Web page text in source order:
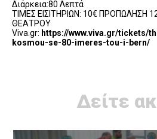
Διάρκεια:80 Λεπτά
ΤΙΜΕΣ ΕΙΣΙΤΗΡΙΩΝ: 10€ ΠΡΟΠΩΛΗΣΗ
ΘΕΑΤΡΟΥ
Viva.gr: https://www.viva.gr/tickets/
kosmou-se-80-imeres-tou-i-bern/
Δείτε